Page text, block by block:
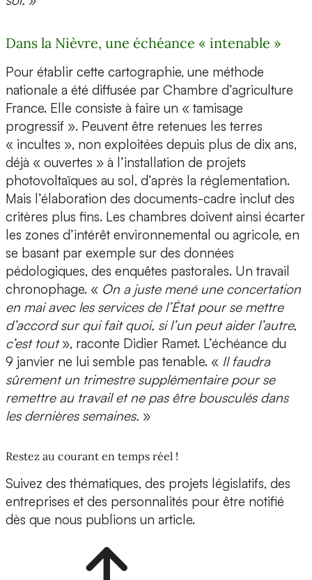
Dans la Nièvre, une échéance « intenable »
Pour établir cette cartographie, une méthode
nationale a été diffusée par Chambre d’agriculture
France. Elle consiste à faire un « tamisage
progressif ». Peuvent être retenues les terres
« incultes », non exploitées depuis plus de dix ans,
déjà « ouvertes » à l’installation de projets
photovoltaïques au sol, d’après la réglementation.
Mais l’élaboration des documents-cadre inclut des
critères plus fins. Les chambres doivent ainsi écarter
les zones d’intérêt environnemental ou agricole, en
se basant par exemple sur des données
pédologiques, des enquêtes pastorales. Un travail
chronophage. « On a juste mené une concertation
en mai avec les services de l’État pour se mettre
d’accord sur qui fait quoi, si l’un peut aider l’autre,
c’est tout», raconte Didier Ramet. L’échéance du
9 janvier ne lui semble pas tenable. « Il faudra
sûrement un trimestre supplémentaire pour se
remettre au travail et ne pas être bousculés dans
les dernières semaines. »
Restez au courant en temps réel !
Suivez des thématiques, des projets législatifs, des
entreprises et des personnalités pour être notifié
dès que nous publions un article.